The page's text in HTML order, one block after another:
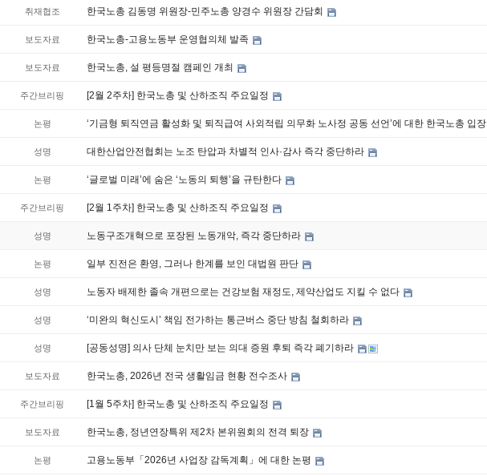
취재협조 한국노총 김동명 위원장-민주노총 양경수 위원장 간담회
보도자료 한국노총-고용노동부 운영협의체 발족
보도자료 한국노총, 설 평등명절 캠페인 개최
주간브리핑 [2월 2주차] 한국노총 및 산하조직 주요일정
논평 ‘기금형 퇴직연금 활성화 및 퇴직급여 사외적립 의무화 노사정 공동 선언’에 대한 한국노총 입장
성명 대한산업안전협회는 노조 탄압과 차별적 인사·감사 즉각 중단하라
논평 ‘글로벌 미래’에 숨은 ‘노동의 퇴행’을 규탄한다
주간브리핑 [2월 1주차] 한국노총 및 산하조직 주요일정
성명 노동구조개혁으로 포장된 노동개악, 즉각 중단하라
논평 일부 진전은 환영, 그러나 한계를 보인 대법원 판단
성명 노동자 배제한 졸속 개편으로는 건강보험 재정도, 제약산업도 지킬 수 없다
성명 ‘미완의 혁신도시’ 책임 전가하는 통근버스 중단 방침 철회하라
성명 [공동성명] 의사 단체 눈치만 보는 의대 증원 후퇴 즉각 폐기하라
보도자료 한국노총, 2026년 전국 생활임금 현황 전수조사
주간브리핑 [1월 5주차] 한국노총 및 산하조직 주요일정
보도자료 한국노총, 정년연장특위 제2차 본위원회의 전격 퇴장
논평 고용노동부「2026년 사업장 감독계획」에 대한 논평